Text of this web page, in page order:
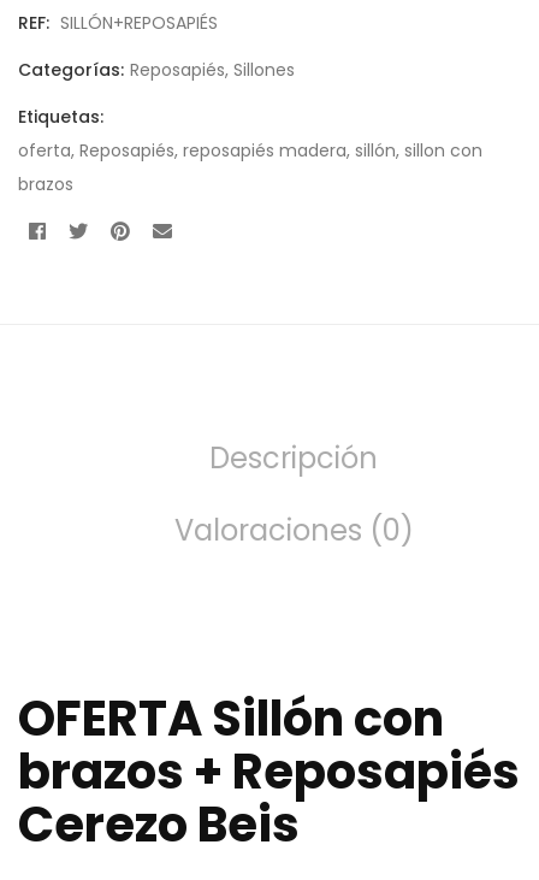
REF: SILLÓN+REPOSAPIÉS
Categorías: Reposapiés, Sillones
Etiquetas:
oferta, Reposapiés, reposapiés madera, sillón, sillon con
brazos
Descripción
Valoraciones (0)
OFERTA Sillón con
brazos + Reposapiés
Cerezo Beis